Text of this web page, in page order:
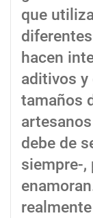
que
hacen
aditivos y
tamaños
debe de
siempre-,